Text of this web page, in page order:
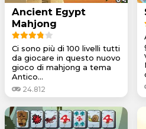
Ancient Egypt
Mahjong
Ci sono più di 100 livelli tutti
da giocare in questo nuovo
gioco di mahjong a tema
Antico...
24.812